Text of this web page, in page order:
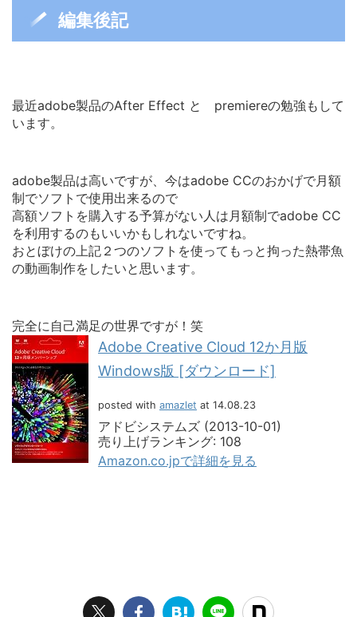
編集後記
最近adobe製品のAfter Effect と premiereの勉強もして
います。
adobe製品は高いですが、今はadobe CCのおかげで月額
制でソフトで使用出来るので
高額ソフトを購入する予算がない人は月額制でadobe CC
を利用するのもいいかもしれないですね。
おとぼけの上記２つのソフトを使ってもっと拘った熱帯魚
の動画制作をしたいと思います。
完全に自己満足の世界ですが！笑
Adobe Creative Cloud 12か月版
Windows版 [ダウンロード]
posted with amazlet at 14.08.23
アドビシステムズ (2013-10-01)
売り上げランキング: 108
Amazon.co.jpで詳細を見る